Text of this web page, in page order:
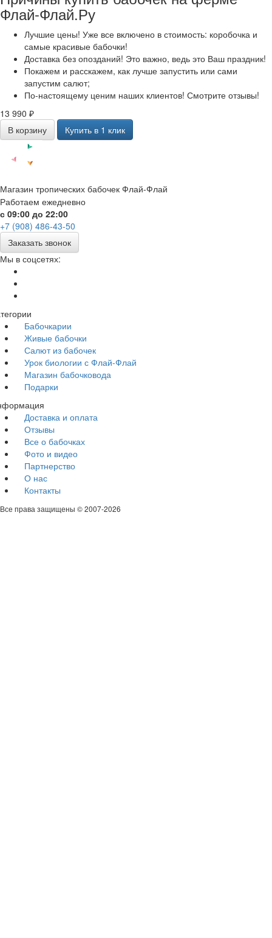
Флай-Флай.Ру
Лучшие цены! Уже все включено в стоимость: коробочка и
самые красивые бабочки!
Доставка без опозданий! Это важно, ведь это Ваш праздник!
Покажем и расскажем, как лучше запустить или сами
запустим салют;
По-настоящему ценим наших клиентов! Смотрите отзывы!
13 990 ₽
В корзину
Купить в 1 клик
Магазин тропических бабочек Флай-Флай
Работаем ежедневно
с 09:00 до 22:00
+7 (908) 486-43-50
Заказать звонок
Мы в соцсетях:
Бабочкарии
Живые бабочки
Салют из бабочек
Урок биологии с Флай-Флай
Магазин бабочковода
Подарки
Доставка и оплата
Отзывы
Все о бабочках
Фото и видео
Партнерство
О нас
Контакты
Все права защищены © 2007-2026